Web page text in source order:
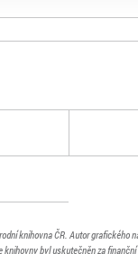
knihovna ČR. Autor grafického
knihovny byl uskutečněn za